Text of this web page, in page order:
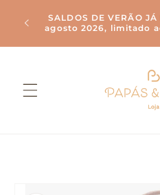
para o
conteúdo
SALDOS DE VERÃO
agosto 2026, limitado